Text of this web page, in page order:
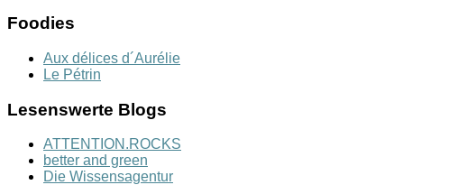
Foodies
Aux délices d´Aurélie
Le Pétrin
Lesenswerte Blogs
ATTENTION.ROCKS
better and green
Die Wissensagentur